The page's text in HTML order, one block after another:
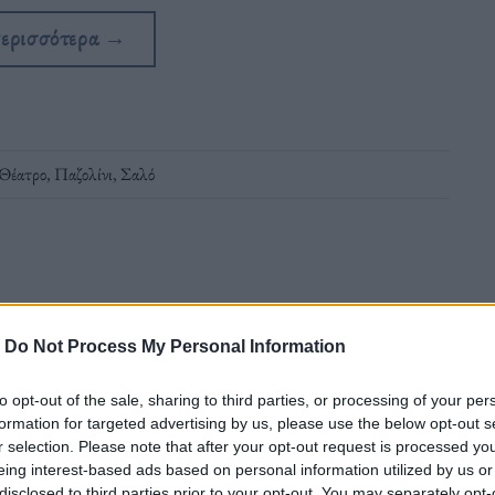
Do Not Process My Personal Information
opt-out of the sale, sharing to third parties, or processing of your
for targeted advertising by us, please use the below opt-out
selection. Please note that after your opt-out request is processed
interest-based ads based on personal information utilized by us
→
Θέατρο, Παζολίνι, Σαλό
να τον παρακολουθεί απ' όταν ήταν